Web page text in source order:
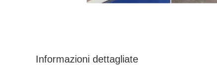
Informazioni dettagliate